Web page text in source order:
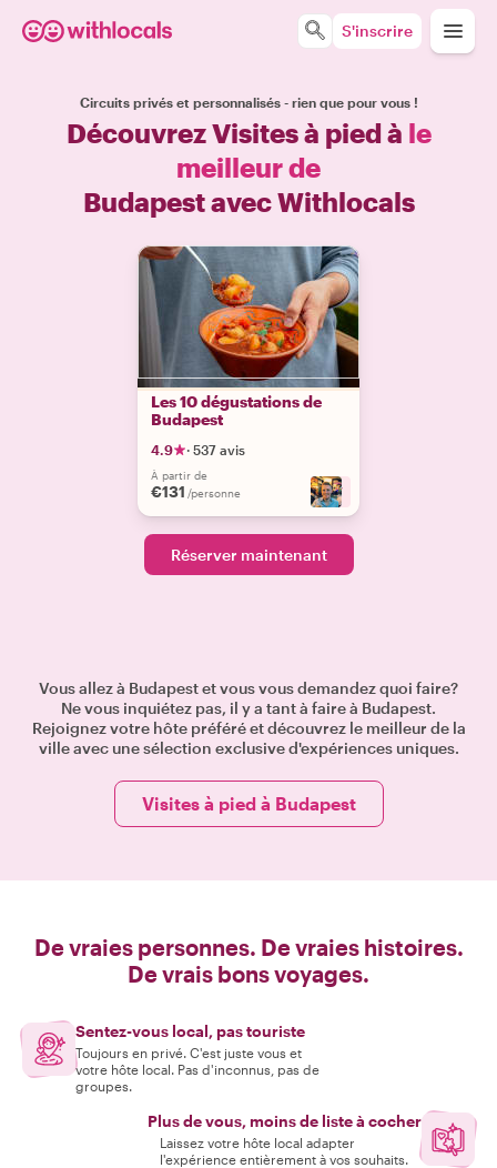
S'inscrire
Circuits privés et personnalisés - rien que pour vous !
Découvrez Visites à pied à le
meilleur de
Budapest avec Withlocals
Les 10 dégustations de
Budapest
4.9 · 537 avis
À partir de
€131 /personne +7
Réserver maintenant
Vous allez à Budapest et vous vous demandez quoi faire?
Ne vous inquiétez pas, il y a tant à faire à Budapest.
Rejoignez votre hôte préféré et découvrez le meilleur de la
ville avec une sélection exclusive d'expériences uniques.
Visites à pied à Budapest
De vraies personnes. De vraies histoires.
De vrais bons voyages.
Sentez-vous local, pas touriste
Toujours en privé. C'est juste vous et
votre hôte local. Pas d'inconnus, pas de
groupes.
Plus de vous, moins de liste à cocher
Laissez votre hôte local adapter
l'expérience entièrement à vos souhaits.